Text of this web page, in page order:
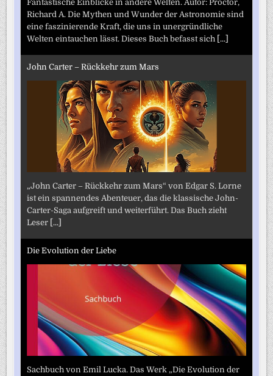
Fantastische Einblicke in andere Welten. Autor: Proctor,
Richard A. Die Mythen und Wunder der Astronomie sind
eine faszinierende Kraft, die uns in unergründliche
Welten eintauchen lässt. Dieses Buch befasst sich [...]
John Carter – Rückkehr zum Mars
„John Carter – Rückkehr zum Mars“ von Edgar S. Lorne
ist ein spannendes Abenteuer, das die klassische John-
Carter-Saga aufgreift und weiterführt. Das Buch zieht
Leser [...]
Die Evolution der Liebe
Sachbuch von Emil Lucka. Das Werk „Die Evolution der